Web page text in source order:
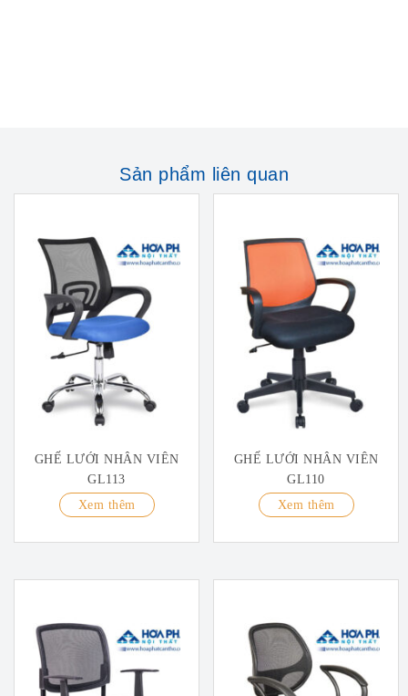
Sản phẩm liên quan
GHẾ LƯỚI NHÂN VIÊN
GL113
Xem thêm
GHẾ LƯỚI NHÂN VIÊN
GL110
Xem thêm